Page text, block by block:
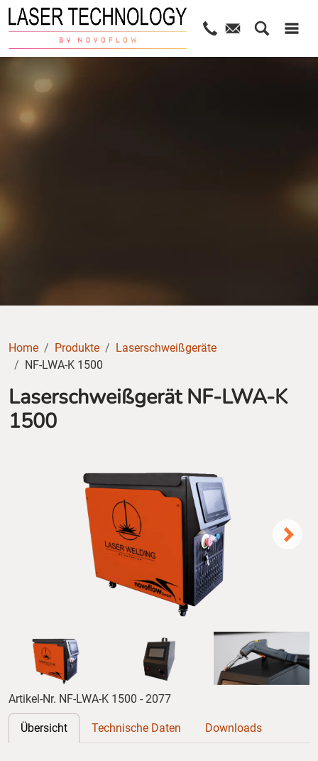
Home Produkte
Laserschweißgeräte
NF-LWA-K 1500
Laserschweißgerät NF-LWA-K
1500
Artikel-Nr. NF-LWA-K 1500 - 2077
Übersicht Technische Daten Downloads